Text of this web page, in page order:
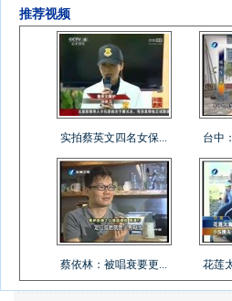
推荐视频
实拍蔡英文四名女保... 台中
蔡依林：被唱衰要更... 花莲